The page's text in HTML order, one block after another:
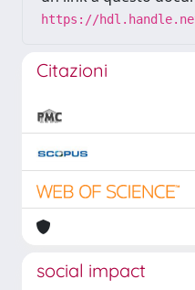
https://
Citazioni
social impact